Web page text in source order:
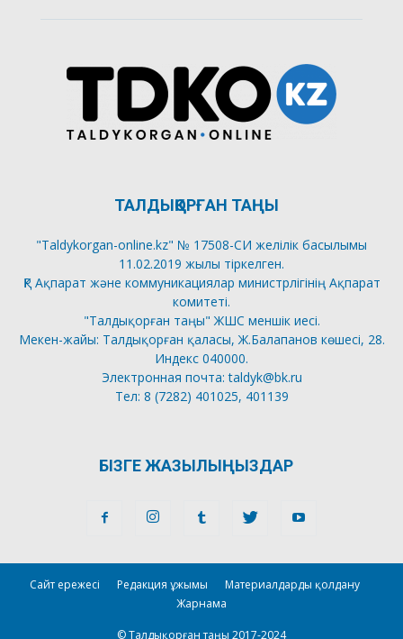
ТАЛДЫҚОРҒАН ТАҢЫ
"Taldykorgan-online.kz" № 17508-СИ желілік басылымы
11.02.2019 жылы тіркелген.
ҚР Ақпарат және коммуникациялар министрлігінің Ақпарат
комитеті.
"Талдықорған таңы" ЖШС меншік иесі.
Мекен-жайы: Талдықорған қаласы, Ж.Балапанов көшесі, 28.
Индекс 040000.
Электронная почта: taldyk@bk.ru
Тел: 8 (7282) 401025, 401139
БІЗГЕ ЖАЗЫЛЫҢЫЗДАР
Сайт ережесі Редакция ұжымы
Материалдарды қолдану
Жарнама
© Талдықорған таңы 2017-2024